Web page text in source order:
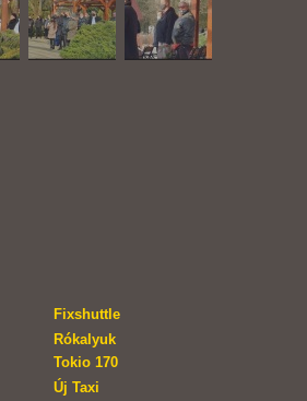
Fixshuttle
Rókalyuk
Tokio 170
Új Taxi